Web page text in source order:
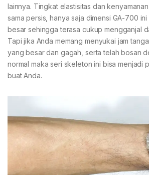
lainnya. Tingkat elastisitas dan
sama persis, hanya saja dimensi GA-700
besar sehingga terasa cukup mengganjal
Tapi jika Anda memang menyukai jam
yang besar dan gagah, serta telah bosan
normal maka seri skeleton ini bisa menjadi
buat Anda.